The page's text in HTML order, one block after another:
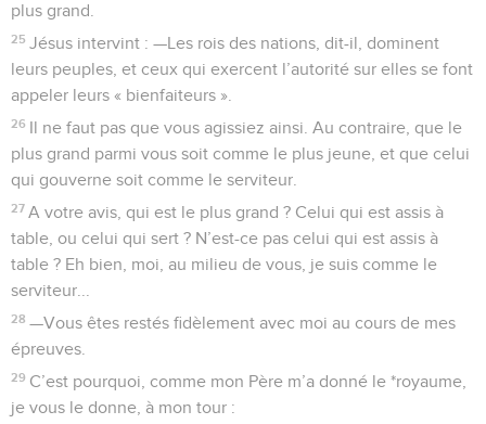
plus grand.
25 Jésus intervint : —Les rois des nations, dit-il, dominent
leurs peuples, et ceux qui exercent l’autorité sur elles se font
appeler leurs « bienfaiteurs ».
26 Il ne faut pas que vous agissiez ainsi. Au contraire, que le
plus grand parmi vous soit comme le plus jeune, et que celui
qui gouverne soit comme le serviteur.
27 A votre avis, qui est le plus grand ? Celui qui est assis à
table, ou celui qui sert ? N’est-ce pas celui qui est assis à
table ? Eh bien, moi, au milieu de vous, je suis comme le
serviteur...
28 —Vous êtes restés fidèlement avec moi au cours de mes
épreuves.
29 C’est pourquoi, comme mon Père m’a donné le *royaume,
je vous le donne, à mon tour :